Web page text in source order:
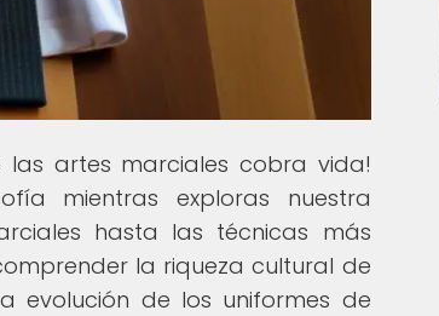
artes marciales cobra vida!
mientras exploras nuestra
hasta las técnicas más
la riqueza cultural de
evolución de los uniformes de